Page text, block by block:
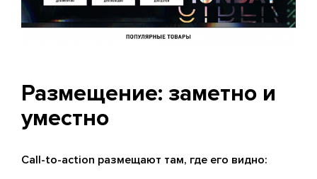
Размещение: заметно и
уместно
Call-to-action размещают там, где его видно: